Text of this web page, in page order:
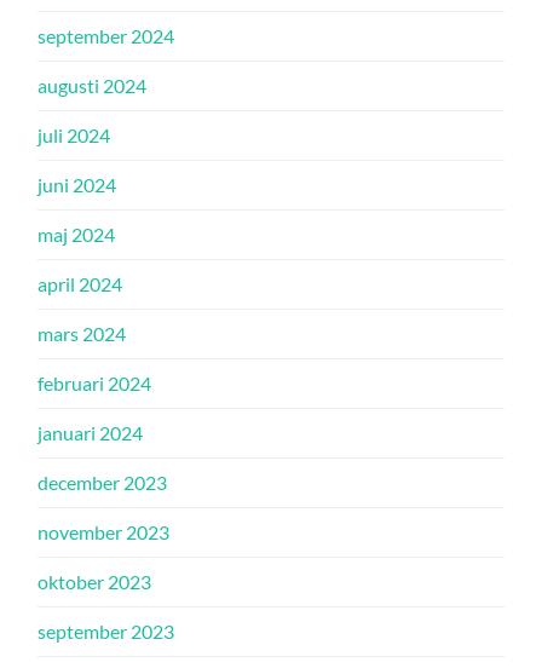
september 2024
augusti 2024
juli 2024
juni 2024
maj 2024
april 2024
mars 2024
februari 2024
januari 2024
december 2023
november 2023
oktober 2023
september 2023